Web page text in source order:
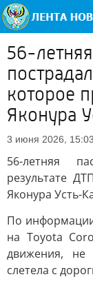
56-
которое
Яконура
3 июня 2026, 15:03
56-летняя
результате
Яконура Усть-
По
на Toyota
движения, не
слетела с